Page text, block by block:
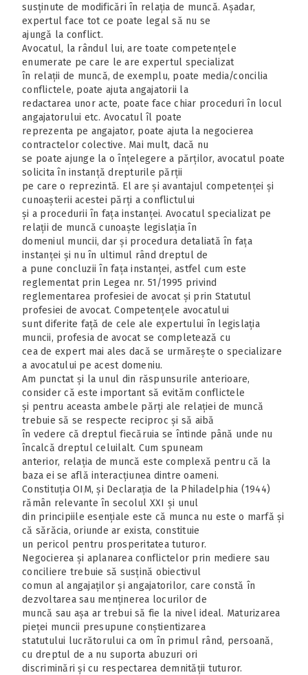
susținute de modificări în relația de muncă. Așadar,
expertul face tot ce poate legal să nu se
ajungă la conflict.
Avocatul, la rândul lui, are toate competențele
enumerate pe care le are expertul specializat
în relații de muncă, de exemplu, poate media/concilia
conflictele, poate ajuta angajatorii la
redactarea unor acte, poate face chiar proceduri în locul
angajatorului etc. Avocatul îl poate
reprezenta pe angajator, poate ajuta la negocierea
contractelor colective. Mai mult, dacă nu
se poate ajunge la o înțelegere a părților, avocatul poate
solicita în instanță drepturile părții
pe care o reprezintă. El are și avantajul competenței și
cunoașterii acestei părți a conflictului
și a procedurii în fața instanței. Avocatul specializat pe
relații de muncă cunoaște legislația în
domeniul muncii, dar și procedura detaliată în fața
instanței și nu în ultimul rând dreptul de
a pune concluzii în fața instanței, astfel cum este
reglementat prin Legea nr. 51/1995 privind
reglementarea profesiei de avocat și prin Statutul
profesiei de avocat. Competențele avocatului
sunt diferite față de cele ale expertului în legislația
muncii, profesia de avocat se completează cu
cea de expert mai ales dacă se urmărește o specializare
a avocatului pe acest domeniu.
Am punctat și la unul din răspunsurile anterioare,
consider că este important să evităm conflictele
și pentru aceasta ambele părți ale relației de muncă
trebuie să se respecte reciproc și să aibă
în vedere că dreptul fiecăruia se întinde până unde nu
încalcă dreptul celuilalt. Cum spuneam
anterior, relația de muncă este complexă pentru că la
baza ei se află interacțiunea dintre oameni.
Constituția OIM, și Declarația de la Philadelphia (1944)
rămân relevante în secolul XXI și unul
din principiile esențiale este că munca nu este o marfă și
că sărăcia, oriunde ar exista, constituie
un pericol pentru prosperitatea tuturor.
Negocierea și aplanarea conflictelor prin mediere sau
conciliere trebuie să susțină obiectivul
comun al angajaților și angajatorilor, care constă în
dezvoltarea sau menținerea locurilor de
muncă sau așa ar trebui să fie la nivel ideal. Maturizarea
pieței muncii presupune conștientizarea
statutului lucrătorului ca om în primul rând, persoană,
cu dreptul de a nu suporta abuzuri ori
discriminări și cu respectarea demnității tuturor.